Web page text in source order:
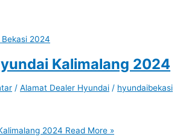
Kalimalang 2024
/Alamat Dealer Hyundai / hyundaibekasi
2024 Read More »